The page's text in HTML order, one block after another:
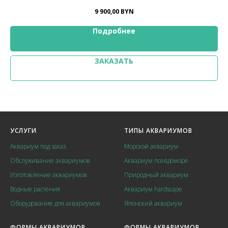
9 900,00 BYN
Подробнее
ЗАКАЗАТЬ
УСЛУГИ
Аквариум под заказ
Обслуживание аквариумов
Изготовление аквариумов
Водные растения
Оборудование для аквариумов
ТИПЫ АКВАРИУМОВ
Морской аквариум
Аквариум псевдоморе
Природный аквариум
Аквариум hardscape
Японский аквариум